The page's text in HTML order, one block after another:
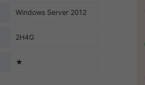
Windows Server 2012
2H4G
★